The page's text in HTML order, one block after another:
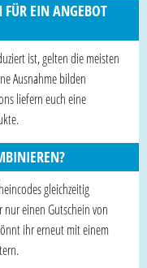
EIN ANGEBOT
ist, gelten die meisten
Ausnahme bilden
liefern euch eine
gleichzeitig
einen Gutschein von
ihr erneut mit einem